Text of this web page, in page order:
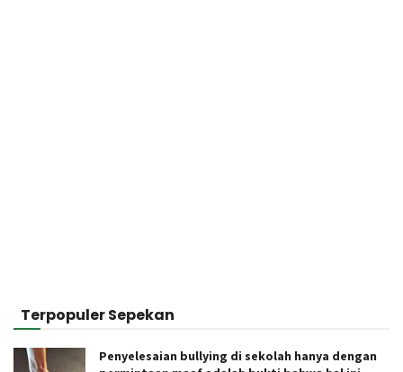
Terpopuler Sepekan
Penyelesaian bullying di sekolah hanya dengan